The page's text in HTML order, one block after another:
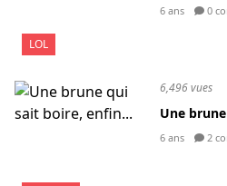
LOL
6 ans 0
6,496 vues
Une
6 ans 2